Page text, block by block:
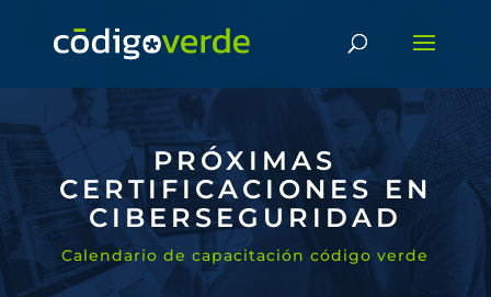
PRÓXIMAS
CERTIFICACIONES EN
CIBERSEGURIDAD
Calendario de capacitación código verde